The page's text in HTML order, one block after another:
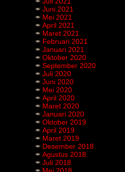
Juni 2021
Mei 2021
April 2021
Maret 2021
Februari 2021
Januari 2021
Oktober 2020
September 2020
Juli 2020
Juni 2020
Mei 2020
April 2020
Maret 2020
Januari 2020
Oktober 2019
April 2019
Maret 2019
Desember 2018
Agustus 2018
Juli 2018